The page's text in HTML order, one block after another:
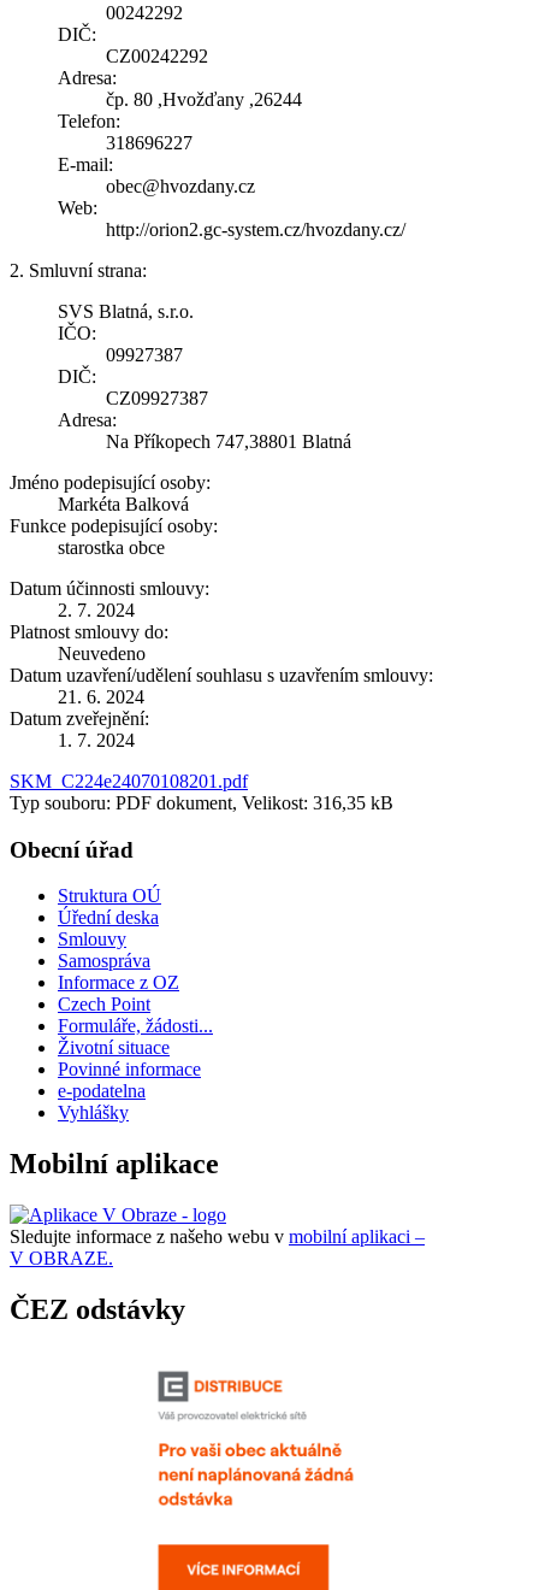
00242292
DIČ:
CZ00242292
Adresa:
čp. 80 ,Hvožďany ,26244
Telefon:
318696227
E-mail:
obec@hvozdany.cz
Web:
http://orion2.gc-system.cz/hvozdany.cz/
2. Smluvní strana:
SVS Blatná, s.r.o.
IČO:
09927387
DIČ:
CZ09927387
Adresa:
Na Příkopech 747,38801 Blatná
Jméno podepisující osoby:
Markéta Balková
Funkce podepisující osoby:
starostka obce
Datum účinnosti smlouvy:
2. 7. 2024
Platnost smlouvy do:
Neuvedeno
Datum uzavření/udělení souhlasu s uzavřením smlouvy:
21. 6. 2024
Datum zveřejnění:
1. 7. 2024
SKM_C224e24070108201.pdf
Typ souboru: PDF dokument, Velikost: 316,35 kB
Obecní úřad
Struktura OÚ
Úřední deska
Smlouvy
Samospráva
Informace z OZ
Czech Point
Formuláře, žádosti...
Životní situace
Povinné informace
e-podatelna
Vyhlášky
Mobilní aplikace
Sledujte informace z našeho webu v mobilní aplikaci –
V OBRAZE.
ČEZ odstávky